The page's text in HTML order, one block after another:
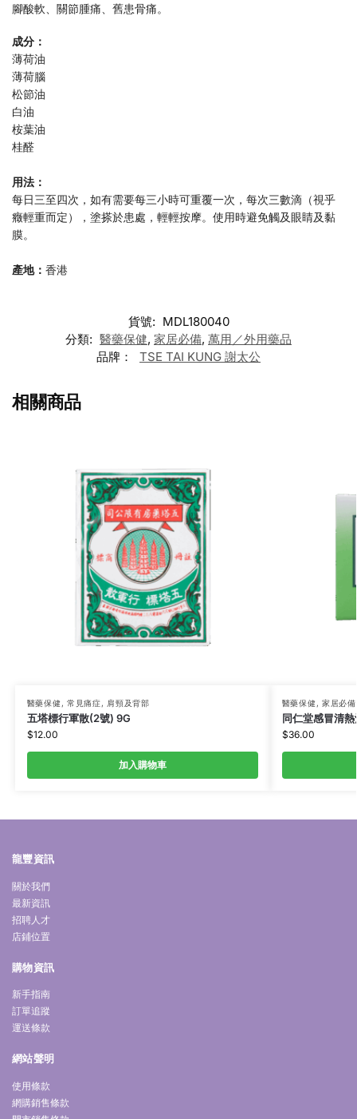
腳酸軟、關節腫痛、舊患骨痛。
成分：
薄荷油
薄荷腦
松節油
白油
桉葉油
桂醛
用法：
每日三至四次，如有需要每三小時可重覆一次，每次三數滴（視乎
癥輕重而定），塗搽於患處，輕輕按摩。使用時避免觸及眼睛及黏
膜。
產地： 香港
貨號: MDL180040
分類: 醫藥保健, 家居必備, 萬用／外用藥品
品牌：
TSE TAI KUNG 謝太公
相關商品
醫藥保健, 常見痛症, 肩頸及背部
五塔標行軍散(2號) 9G
$12.00
加入購物車
醫藥保健, 家居必備
同仁堂感冒清
$36.00
龍豐資訊
關於我們
最新資訊
招聘人才
店鋪位置
購物資訊
新手指南
訂單追蹤
運送條款
網站聲明
使用條款
網購銷售條款